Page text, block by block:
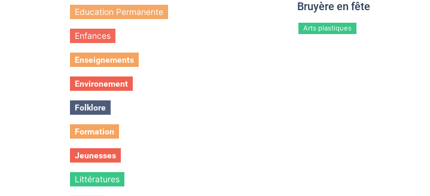
Education Permanente
Enfances
Enseignements
Environement
Folklore
Formation
Jeunesses
Littératures
Bruyère en fête
Arts plastiques